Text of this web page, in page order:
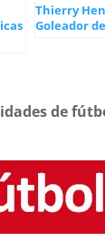
Thierry
Goleador
de